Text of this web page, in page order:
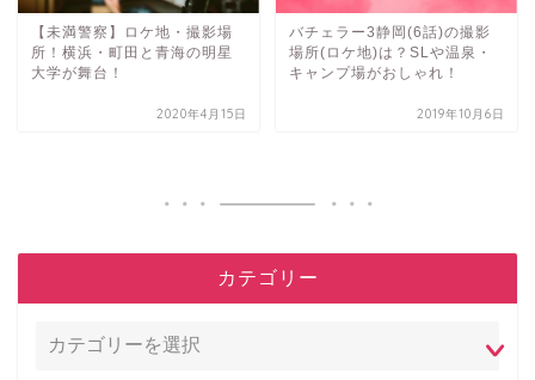
【未満警察】ロケ地・撮影場
所！横浜・町田と青海の明星
大学が舞台！
2020年4月15日
バチェラー3静岡(6話)の撮影
場所(ロケ地)は？SLや温泉・
キャンプ場がおしゃれ！
2019年10月6日
カテゴリー